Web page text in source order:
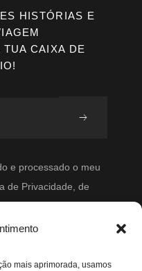
mais aprimorada, usamos
HISTÓRIAS E
CAIXA DE
e processado o meu
de Privacidade, de